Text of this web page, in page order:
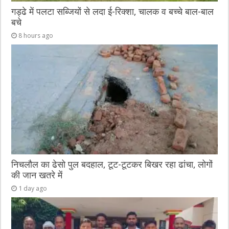
गड्ढे में पलटा सब्जियों से लदा ई-रिक्शा, चालक व बच्चे बाल-बाल
बचे
8 hours ago
निचलौल का ढेसो पुल बदहाल, टूट-टूटकर बिखर रहा ढांचा, लोगों
की जान खतरे में
1 day ago